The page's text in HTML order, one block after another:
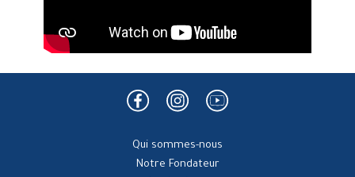
Qui sommes-nous
Notre Fondateur